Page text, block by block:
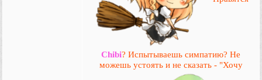
Chibi? Испытываешь симпатию? Не
можешь устоять и не сказать - "Хочу